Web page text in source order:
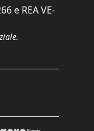
e REA VE-